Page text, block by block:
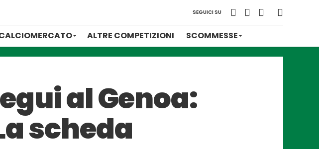
SEGUICI SU
ALTRE COMPETIZIONI SCOMMESSE
al Genoa:
scheda